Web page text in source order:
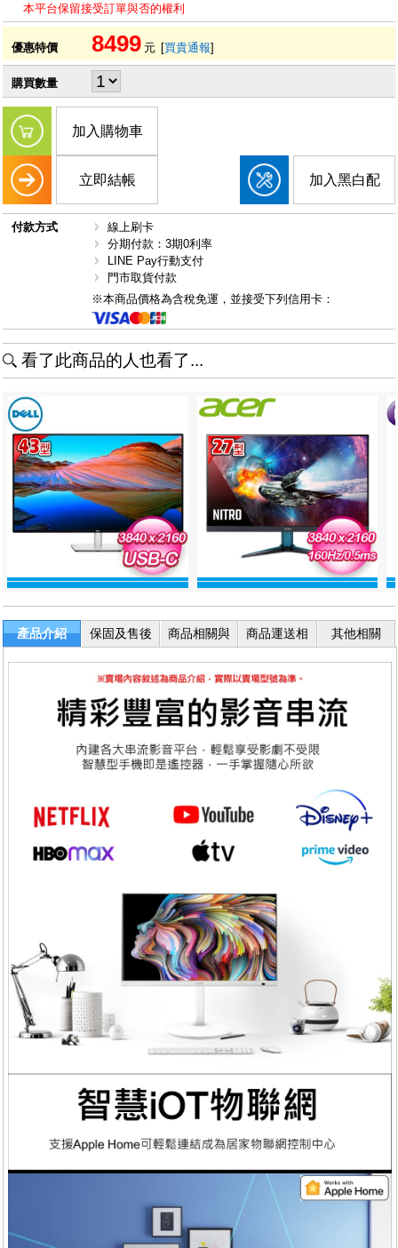
本平台保留接受訂單與否的權利
優惠特價 8499 元 [買貴通報]
購買數量
加入購物車
立即結帳 加入黑白配
付款方式
線上刷卡
分期付款：3期0利率
LINE Pay行動支付
門市取貨付款
※本商品價格為含稅免運，並接受下列信用卡：
看了此商品的人也看了...
產品介紹
保固及售後
服務
商品相關與
退換貨
商品運送相
關
其他相關